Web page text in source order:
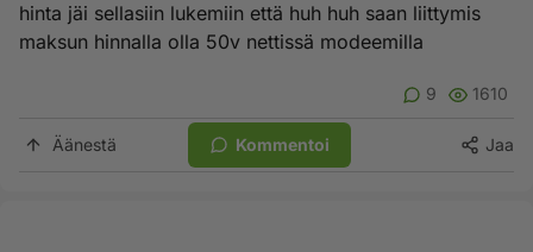
hinta jäi sellasiin lukemiin että huh huh saan liittymis
maksun hinnalla olla 50v nettissä modeemilla
9 1610
Äänestä Kommentoi Jaa